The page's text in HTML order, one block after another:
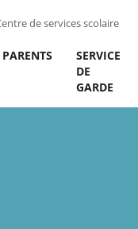
de services scolaire
PARENTS
SERVICE
DE
GARDE